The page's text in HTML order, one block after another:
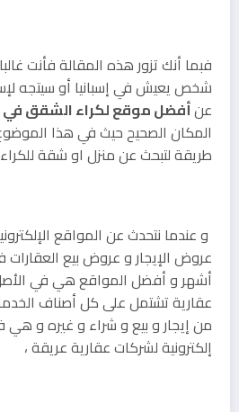
فبما أنك تزور هذه المقالة فأنت
شخص يعيش في إسبانيا أو سيتجه
عنأفضل موقع لكراء الشقق في
المكان الصحيح حيث في هذا
طريقة لتبحث عن منزل او شقة
و عندما نتحدث عن المواقع
عروض الإيجار و عروض بيع العقارات
أشهر و أفضل المواقع هي في
عقارية تشتمل على كل أصناف
من إيجار و بيع و شراء و غيره و
إلكترونية لشركات عقارية عريقة ،